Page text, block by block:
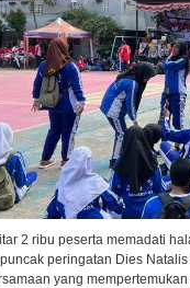
2 ribu peserta memadati
peringatan Dies
yang